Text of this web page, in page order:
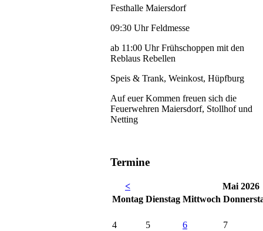
Festhalle Maiersdorf
09:30 Uhr Feldmesse
ab 11:00 Uhr Frühschoppen mit den
Reblaus Rebellen
Speis & Trank, Weinkost, Hüpfburg
Auf euer Kommen freuen sich die
Feuerwehren Maiersdorf, Stollhof und
Netting
Termine
<
Mai 2026
Montag Dienstag Mittwoch Do
4 5 6
7